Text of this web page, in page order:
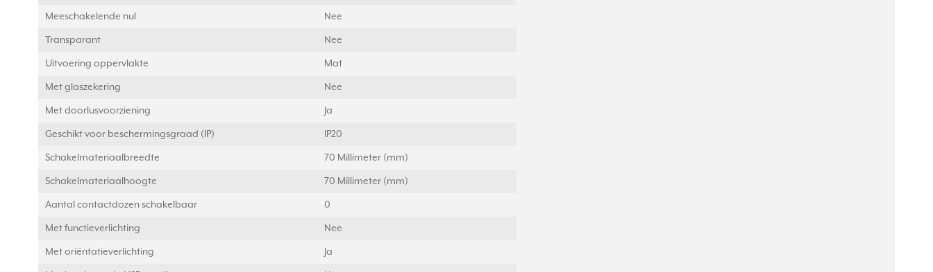
Meeschakelende nul Nee
Transparant Nee
Uitvoering oppervlakte Mat
Met glaszekering Nee
Met doorlusvoorziening Ja
Geschikt voor beschermingsgraad (IP) IP20
Schakelmateriaalbreedte 70 Millimeter (mm)
Schakelmateriaalhoogte 70 Millimeter (mm)
Aantal contactdozen schakelbaar 0
Met functieverlichting Nee
Met oriëntatieverlichting Ja